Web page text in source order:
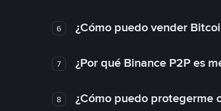
6 ¿Cómo puedo vender
7 ¿Por qué Binance P2P es
8 ¿Cómo puedo protegerme